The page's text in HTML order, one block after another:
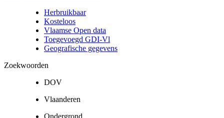
Herbruikbaar
Kosteloos
Vlaamse Open data
Toegevoegd GDI-Vl
Geografische gegevens
Zoekwoorden
DOV
Vlaanderen
Ondergrond